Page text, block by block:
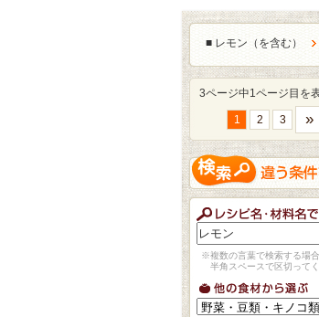
■ レモン（を含む）
3ページ中1ページ目を
1 2 3 »
※複数の言葉で検索する場合
半角スペースで区切ってく